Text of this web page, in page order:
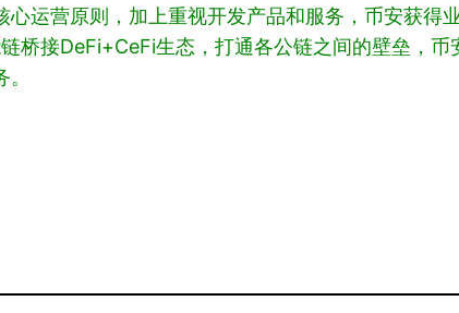
运营原则，加上重视开发产品和服务，币安获
桥接DeFi+CeFi生态，打通各公链之间的壁垒，